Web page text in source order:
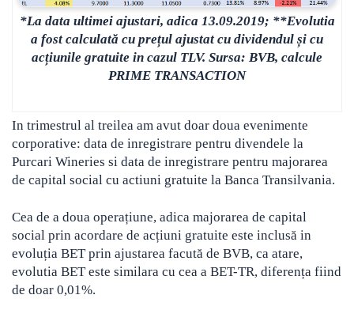
*La data ultimei ajustari, adica 13.09.2019; **Evolutia
a fost calculată cu prețul ajustat cu dividendul și cu
acțiunile gratuite in cazul TLV. Sursa: BVB, calcule
PRIME TRANSACTION
In trimestrul al treilea am avut doar doua evenimente
corporative: data de inregistrare pentru divendele la
Purcari Wineries si data de inregistrare pentru majorarea
de capital social cu actiuni gratuite la Banca Transilvania.
Cea de a doua operațiune, adica majorarea de capital
social prin acordare de acțiuni gratuite este inclusă in
evoluția BET prin ajustarea facută de BVB, ca atare,
evolutia BET este similara cu cea a BET-TR, diferența fiind
de doar 0,01%.